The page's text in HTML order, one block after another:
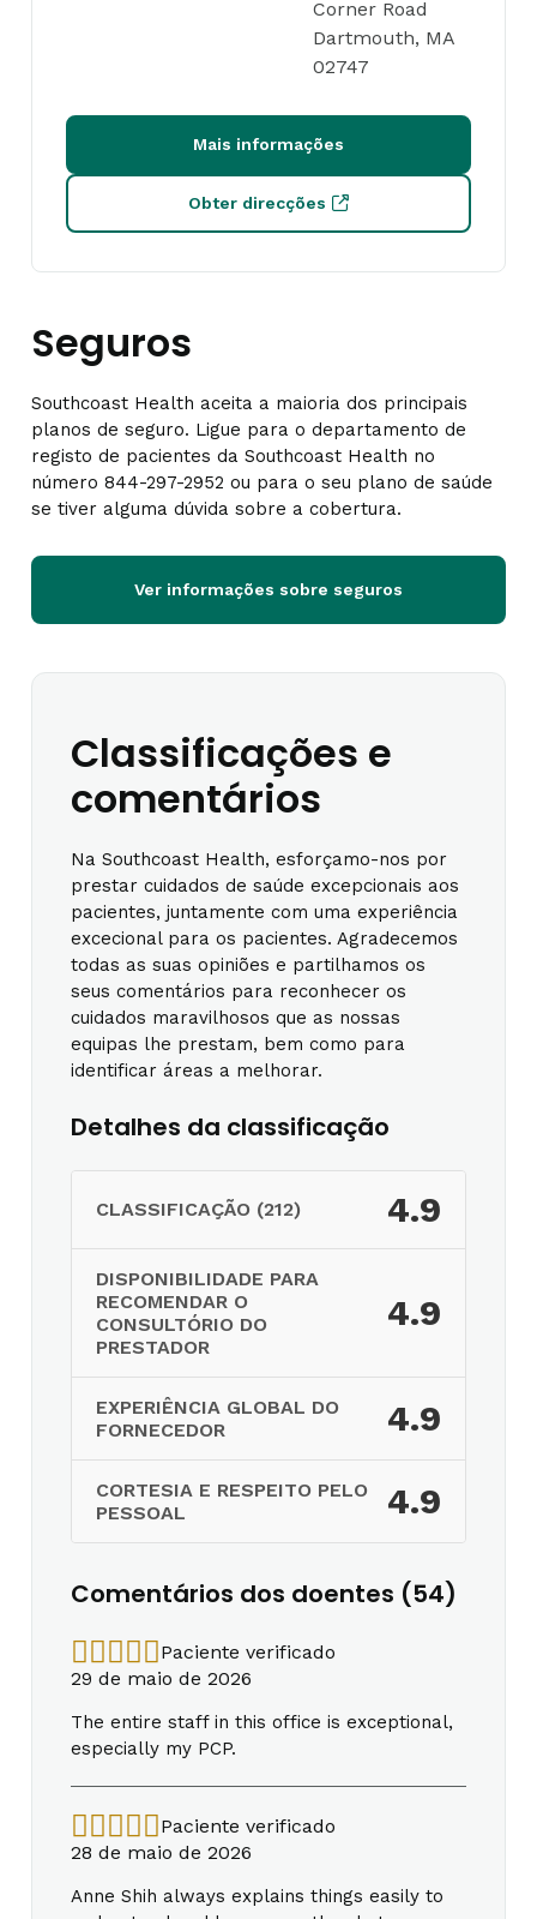
Corner Road
Dartmouth, MA
02747
Mais informações
Obter direcções
Seguros
Southcoast Health aceita a maioria dos principais
planos de seguro. Ligue para o departamento de
registo de pacientes da Southcoast Health no
número 844-297-2952 ou para o seu plano de saúde
se tiver alguma dúvida sobre a cobertura.
Ver informações sobre seguros
Classificações e
comentários
Na Southcoast Health, esforçamo-nos por
prestar cuidados de saúde excepcionais aos
pacientes, juntamente com uma experiência
excecional para os pacientes. Agradecemos
todas as suas opiniões e partilhamos os
seus comentários para reconhecer os
cuidados maravilhosos que as nossas
equipas lhe prestam, bem como para
identificar áreas a melhorar.
Detalhes da classificação
CLASSIFICAÇÃO (212) 4.9
DISPONIBILIDADE PARA
RECOMENDAR O
CONSULTÓRIO DO
PRESTADOR
4.9
EXPERIÊNCIA GLOBAL DO
FORNECEDOR
4.9
CORTESIA E RESPEITO PELO
PESSOAL
4.9
Comentários dos doentes (54)
Paciente verificado
29 de maio de 2026
The entire staff in this office is exceptional,
especially my PCP.
Paciente verificado
28 de maio de 2026
Anne Shih always explains things easily to